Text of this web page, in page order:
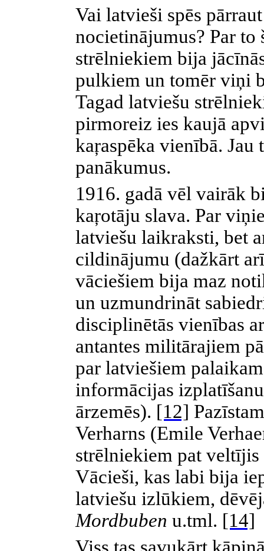
Vai latvieši spēs
nocietinājumus? Par
strēlniekiem bija
pulkiem un tomēr viņi
Tagad latviešu
pirmoreiz ies kaujā
kaŗaspēka vienībā. Jau
panākumus.
1916. gadā vēl vairāk
kaŗotāju slava. Par
latviešu laikraksti, bet
cildinājumu (dažkārt
vāciešiem bija maz
un uzmundrināt
disciplinētās vienības
antantes militārajiem
par latviešiem
informācijas
ārzemēs). [12]
Verharns (Emile
strēlniekiem pat
Vācieši, kas labi bija
latviešu izlūkiem,
Mordbuben u.tml. [14]